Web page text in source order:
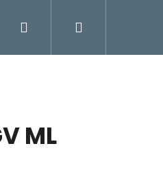
Moje objednávka
Přihlášení
ML